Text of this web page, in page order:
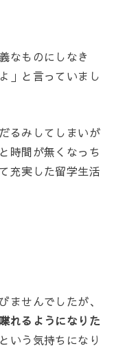
なものにしなき
」と言っていまし
るみしてしまいが
時間が無くなっち
充実した留学生活
ませんでしたが、
れるようになりた
という気持ちになり